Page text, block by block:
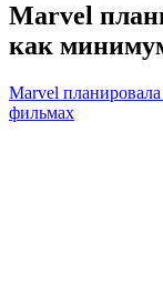
Marvel
как
Marvel
фильмах